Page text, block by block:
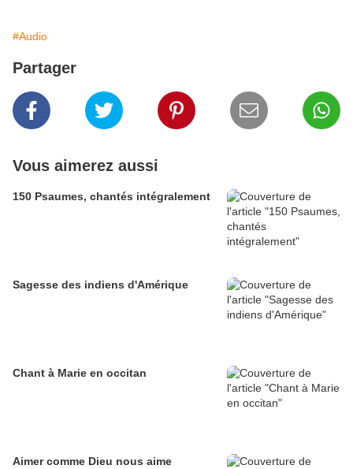
#Audio
Partager
Vous aimerez aussi
150 Psaumes, chantés intégralement
Sagesse des indiens d'Amérique
Chant à Marie en occitan
Aimer comme Dieu nous aime